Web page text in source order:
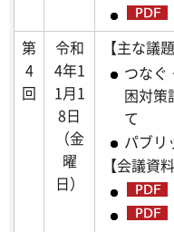
第
4
回
令和
4年1
1月1
8日
（金
曜
日）
【主な議
つなぐ
困対策
て
パブリ
【会議資